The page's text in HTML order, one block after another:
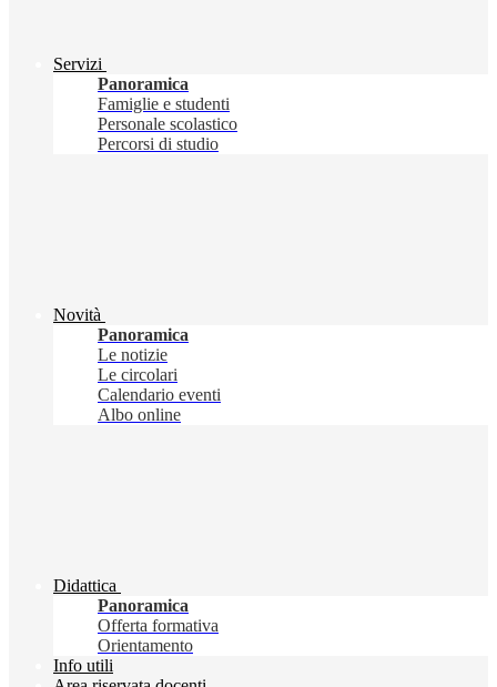
Servizi
Panoramica
Famiglie e studenti
Personale scolastico
Percorsi di studio
Novità
Panoramica
Le notizie
Le circolari
Calendario eventi
Albo online
Didattica
Panoramica
Offerta formativa
Orientamento
Info utili